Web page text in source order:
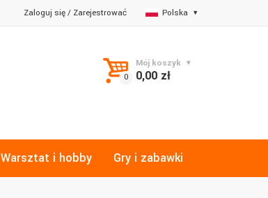
Polska
Zaloguj się/ Zarejestrować
Mój koszyk
0,00 zł
Warsztat i hobby Gry i zabawki